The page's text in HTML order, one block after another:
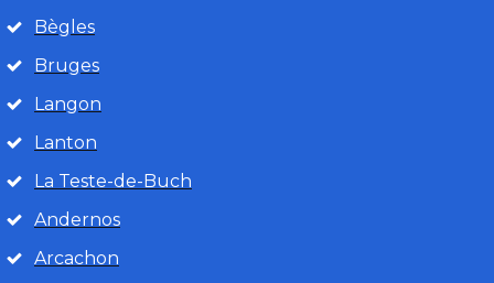
Bègles
Bruges
Langon
Lanton
La Teste-de-Buch
Andernos
Arcachon